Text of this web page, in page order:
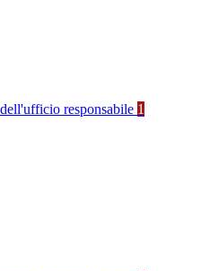
responsabile 1